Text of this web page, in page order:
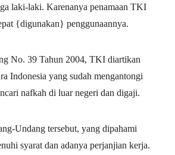
laki-laki. Karenanya penamaan TKI
{digunakan} penggunaannya.
No. 39 Tahun 2004, TKI diartikan
Indonesia yang sudah mengantongi
nafkah di luar negeri dan digaji.
Undang tersebut, yang dipahami
syarat dan adanya perjanjian kerja.